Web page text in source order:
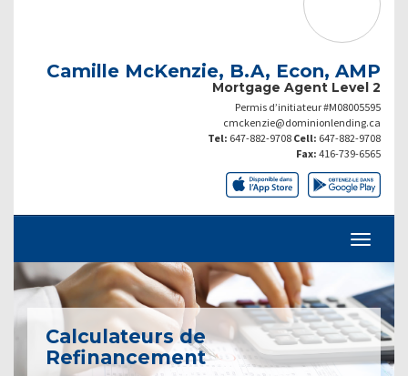
Camille McKenzie, B.A, Econ, AMP
Mortgage Agent Level 2
Permis d’initiateur #M08005595
cmckenzie@dominionlending.ca
Tel: 647-882-9708 Cell: 647-882-9708
Fax: 416-739-6565
Calculateurs de
Refinancement